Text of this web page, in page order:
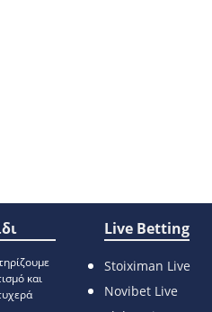
και
Live Betting
Stoiximan Live
Novibet Live